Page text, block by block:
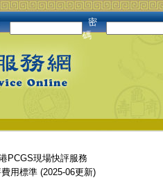
密
碼
PCGS現場快評服務
用標準 (2025-06更新)